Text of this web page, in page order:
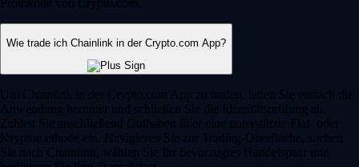
Protokolle von Crypto.com.
Wie trade ich Chainlink in der Crypto.com App?
Um Chainlink in der Crypto.com App zu traden, laden Sie einfach die
Anwendung herunter und schließen Sie die Identitätsprüfung ab.
Zahlen Sie anschließend Guthaben über eine unterstützte Fiat- oder
Kryptomethode ein. Navigieren Sie zur Trading-Oberfläche, suchen
Sie nach Chainlink, wählen Sie Ihr bevorzugtes Handelspaar und